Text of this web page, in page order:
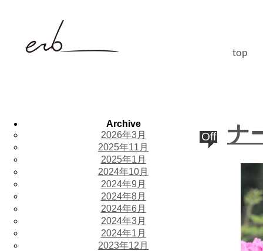
top
Off ナ
Archive
2026年3月
2025年11月
2025年1月
2024年10月
2024年9月
2024年8月
2024年6月
2024年3月
2024年1月
2023年12月